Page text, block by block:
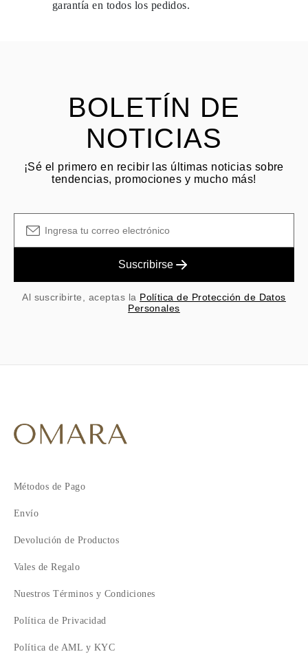
garantía en todos los pedidos.
BOLETÍN DE
NOTICIAS
¡Sé el primero en recibir las últimas noticias sobre
tendencias, promociones y mucho más!
Suscribirse
Al suscribirte, aceptas la Política de Protección de Datos
Personales
Métodos de Pago
Envío
Devolución de Productos
Vales de Regalo
Nuestros Términos y Condiciones
Política de Privacidad
Política de AML y KYC